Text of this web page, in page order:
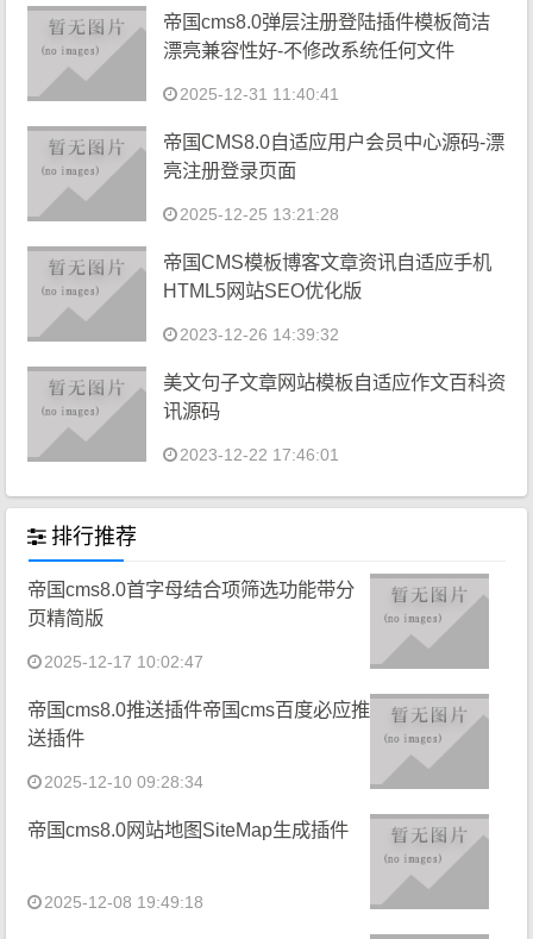
帝国cms8.0弹层注册登陆插件模板简洁
漂亮兼容性好-不修改系统任何文件
2025-12-31 11:40:41
帝国CMS8.0自适应用户会员中心源码-漂
亮注册登录页面
2025-12-25 13:21:28
帝国CMS模板博客文章资讯自适应手机
HTML5网站SEO优化版
2023-12-26 14:39:32
美文句子文章网站模板自适应作文百科资
讯源码
2023-12-22 17:46:01
排行推荐
帝国cms8.0首字母结合项筛选功能带分
页精简版
2025-12-17 10:02:47
帝国cms8.0推送插件帝国cms百度必应推
送插件
2025-12-10 09:28:34
帝国cms8.0网站地图SiteMap生成插件
2025-12-08 19:49:18